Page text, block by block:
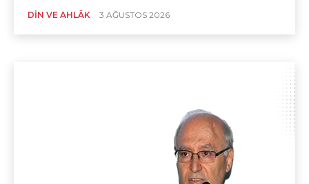
DIN VE AHLÂK 3 AĞUSTOS 2026